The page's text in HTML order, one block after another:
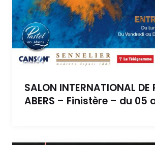
SALON INTERNATIONAL DE
ABERS – Finistère – du 05